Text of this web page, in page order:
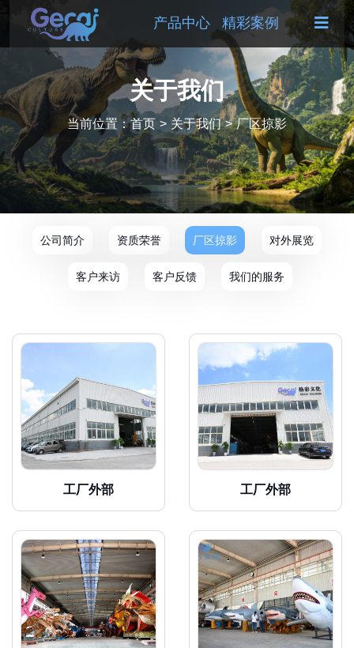
产品中心 精彩案例
关于我们
当前位置：首页 > 关于我们 > 厂区掠影
公司简介 资质荣誉 厂区掠影 对外展览
客户来访 客户反馈 我们的服务
工厂外部 工厂外部